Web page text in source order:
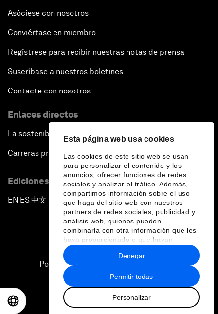
Esta página web usa cookies
Las cookies de este sitio web se usan
para personalizar el contenido y los
anuncios, ofrecer funciones de redes
sociales y analizar el tráfico. Además,
compartimos información sobre el uso
que haga del sitio web con nuestros
partners de redes sociales, publicidad y
análisis web, quienes pueden
combinarla con otra información que les
haya proporcionado o que hayan
recopilado a partir del uso que haya
hecho de sus servicios.
Permitir todas
Personalizar
Denegar
Asóciese con nosotros
Conviértase en miembro
Regístrese para recibir nuestras notas de prensa
Suscríbase a nuestros boletines
Contacte con nosotros
Enlaces directos
La sostenibilidad en el Foro
Carreras profesionales
Ediciones en otros idiomas
EN ▪ ES▪中文▪ 日本語
Política de privacidad y normas de uso
2026 Foro Económico Mundial